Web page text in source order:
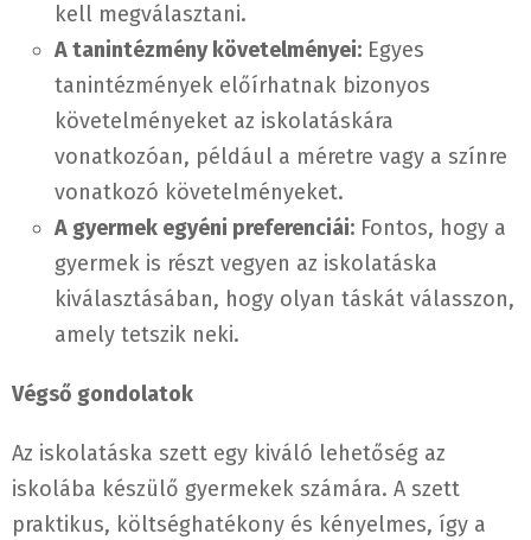
kell megválasztani.
A tanintézmény követelményei: Egyes
tanintézmények előírhatnak bizonyos
követelményeket az iskolatáskára
vonatkozóan, például a méretre vagy a színre
vonatkozó követelményeket.
A gyermek egyéni preferenciái: Fontos, hogy a
gyermek is részt vegyen az iskolatáska
kiválasztásában, hogy olyan táskát válasszon,
amely tetszik neki.
Végső gondolatok
Az iskolatáska szett egy kiváló lehetőség az
iskolába készülő gyermekek számára. A szett
praktikus, költséghatékony és kényelmes, így a